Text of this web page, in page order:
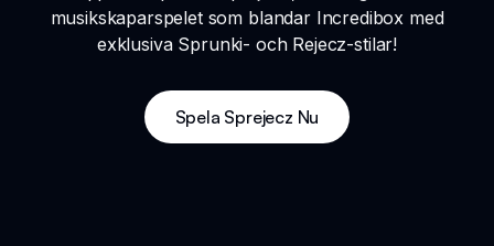
musikskaparspelet som blandar Incredibox med
exklusiva Sprunki- och Rejecz-stilar!
Spela Sprejecz Nu